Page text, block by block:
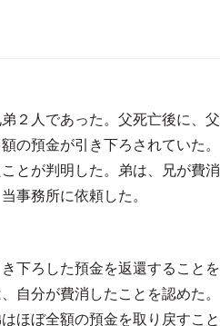
２人であった。父死亡後に、父
の預金が引き下ろされていた。
とが判明した。弟は、兄が費消
事務所に依頼した。
下ろした預金を返還することを
自分が費消したことを認めた。
ほぼ全額の預金を取り戻すこと